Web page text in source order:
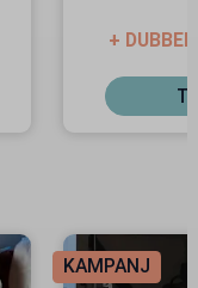
+
KAMPANJ